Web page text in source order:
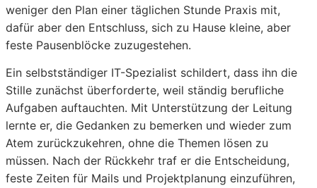
weniger den Plan einer täglichen Stunde Praxis mit,
dafür aber den Entschluss, sich zu Hause kleine, aber
feste Pausenblöcke zuzugestehen.
Ein selbstständiger IT-Spezialist schildert, dass ihn die
Stille zunächst überforderte, weil ständig berufliche
Aufgaben auftauchten. Mit Unterstützung der Leitung
lernte er, die Gedanken zu bemerken und wieder zum
Atem zurückzukehren, ohne die Themen lösen zu
müssen. Nach der Rückkehr traf er die Entscheidung,
feste Zeiten für Mails und Projektplanung einzuführen,